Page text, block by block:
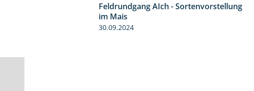
11:24
Feldrundgang AIch - Sortenvorstellung
im Mais
30.09.2024